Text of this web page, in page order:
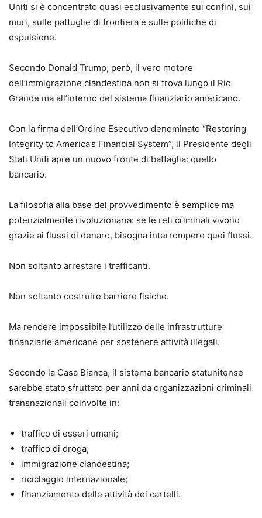
Uniti si è concentrato quasi esclusivamente sui confini, sui
muri, sulle pattuglie di frontiera e sulle politiche di
espulsione.
Secondo Donald Trump, però, il vero motore
dell’immigrazione clandestina non si trova lungo il Rio
Grande ma all’interno del sistema finanziario americano.
Con la firma dell’Ordine Esecutivo denominato “Restoring
Integrity to America’s Financial System”, il Presidente degli
Stati Uniti apre un nuovo fronte di battaglia: quello
bancario.
La filosofia alla base del provvedimento è semplice ma
potenzialmente rivoluzionaria: se le reti criminali vivono
grazie ai flussi di denaro, bisogna interrompere quei flussi.
Non soltanto arrestare i trafficanti.
Non soltanto costruire barriere fisiche.
Ma rendere impossibile l’utilizzo delle infrastrutture
finanziarie americane per sostenere attività illegali.
Secondo la Casa Bianca, il sistema bancario statunitense
sarebbe stato sfruttato per anni da organizzazioni criminali
transnazionali coinvolte in:
traffico di esseri umani;
traffico di droga;
immigrazione clandestina;
riciclaggio internazionale;
finanziamento delle attività dei cartelli.